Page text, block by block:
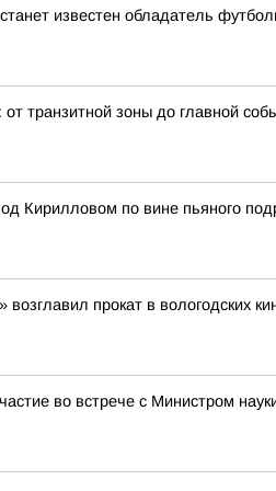
известен обладатель
транзитной зоны до главной
Кирилловом по вине пьяного
прокат в вологодских
во встрече с Министром